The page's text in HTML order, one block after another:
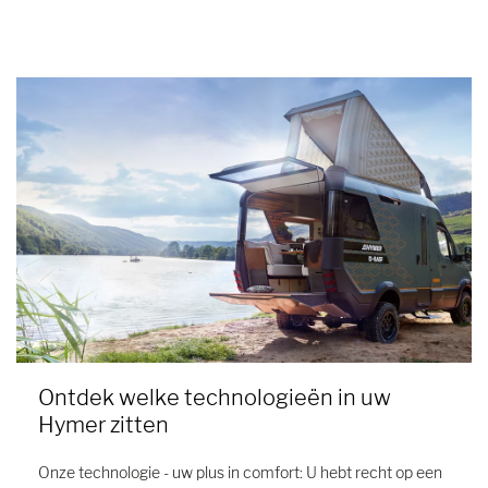
Ontdek welke technologieën in uw
Hymer zitten
Onze technologie - uw plus in comfort: U hebt recht op een